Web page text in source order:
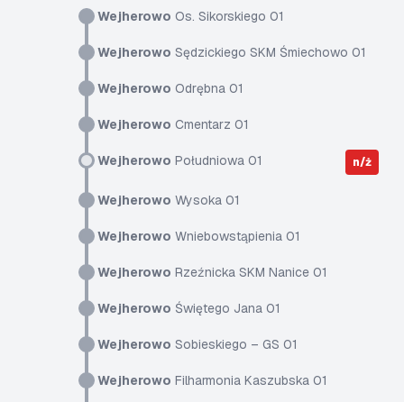
Wejherowo Os. Sikorskiego 01
Wejherowo Sędzickiego SKM Śmiechowo 01
Wejherowo Odrębna 01
Wejherowo Cmentarz 01
Wejherowo Południowa 01 n/ż
Wejherowo Wysoka 01
Wejherowo Wniebowstąpienia 01
Wejherowo Rzeźnicka SKM Nanice 01
Wejherowo Świętego Jana 01
Wejherowo Sobieskiego – GS 01
Wejherowo Filharmonia Kaszubska 01